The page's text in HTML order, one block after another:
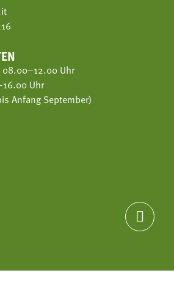
08.00–12.00 Uhr
Uhr
Anfang September)
